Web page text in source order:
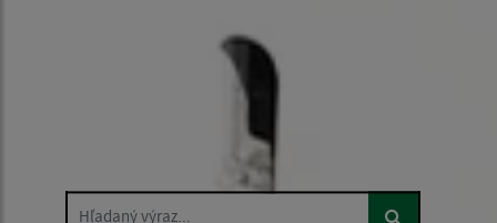
Hľadaný výraz...